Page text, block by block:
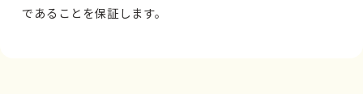
であることを保証します。